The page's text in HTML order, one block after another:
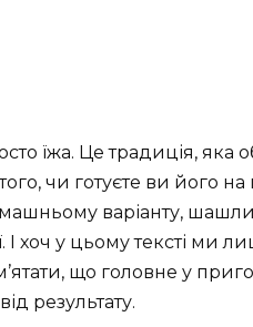
їжа. Це традиція, яка
чи готуєте ви його
варіанту,
хоч у цьому тексті ми
що головне у
результату.